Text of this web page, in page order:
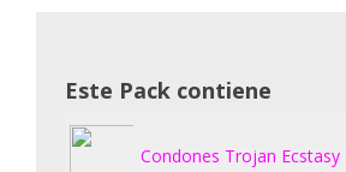
Este Pack contiene
Condones Trojan Ecstasy